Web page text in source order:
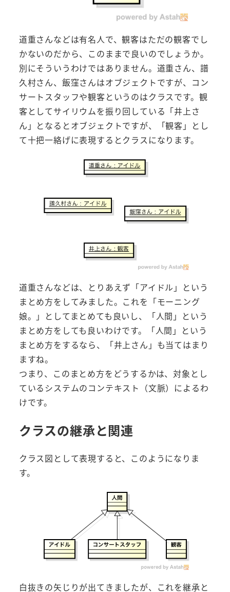
道重さんなどは有名人で、観客はただの観客でし
かないのだから、このままで良いのでしょうか。
別にそういうわけではありません。道重さん、譜
久村さん、飯窪さんはオブジェクトですが、コン
サートスタッフや観客というのはクラスです。観
客としてサイリウムを振り回している「井上さ
ん」となるとオブジェクトですが、「観客」とし
て十把一絡げに表現するとクラスになります。
道重さんなどは、とりあえず「アイドル」という
まとめ方をしてみました。これを「モーニング
娘。」としてまとめても良いし、「人間」という
まとめ方をしても良いわけです。「人間」という
まとめ方をするなら、「井上さん」も当てはまり
ますね。
つまり、このまとめ方をどうするかは、対象とし
ているシステムのコンテキスト（文脈）によるわ
けです。
クラスの継承と関連
クラス図として表現すると、このようになりま
す。
白抜きの矢じりが出てきましたが、これを継承と